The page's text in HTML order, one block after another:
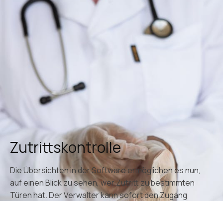
Zutrittskontrolle
Die Übersichten in der Software ermöglichen es nun,
auf einen Blick zu sehen, wer Zutritt zu bestimmten
Türen hat. Der Verwalter kann sofort den Zugang